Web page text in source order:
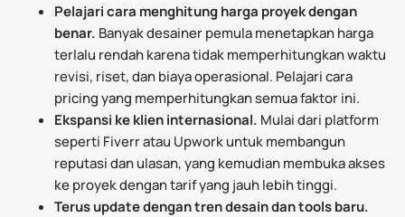
Pelajari cara menghitung harga proyek dengan
benar. Banyak desainer pemula menetapkan harga
terlalu rendah karena tidak memperhitungkan waktu
revisi, riset, dan biaya operasional. Pelajari cara
pricing yang memperhitungkan semua faktor ini.
Ekspansi ke klien internasional. Mulai dari platform
seperti Fiverr atau Upwork untuk membangun
reputasi dan ulasan, yang kemudian membuka akses
ke proyek dengan tarif yang jauh lebih tinggi.
Terus update dengan tren desain dan tools baru.